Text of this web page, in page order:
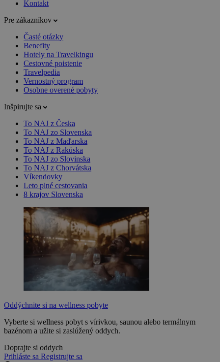
Kontakt
Pre zákazníkov
Časté otázky
Benefity
Hotely na Travelkingu
Cestovné poistenie
Travelpedia
Vernostný program
Osobne overené pobyty
Inšpirujte sa
To NAJ z Česka
To NAJ zo Slovenska
To NAJ z Maďarska
To NAJ z Rakúska
To NAJ zo Slovinska
To NAJ z Chorvátska
Víkendovky
Leto plné cestovania
8 krajov Slovenska
Oddýchnite si na wellness pobyte
Vyberte si wellness pobyt s vírivkou, saunou alebo termálnym
bazénom a užite si zaslúžený oddych.
Doprajte si oddych
Prihláste sa Registrujte sa